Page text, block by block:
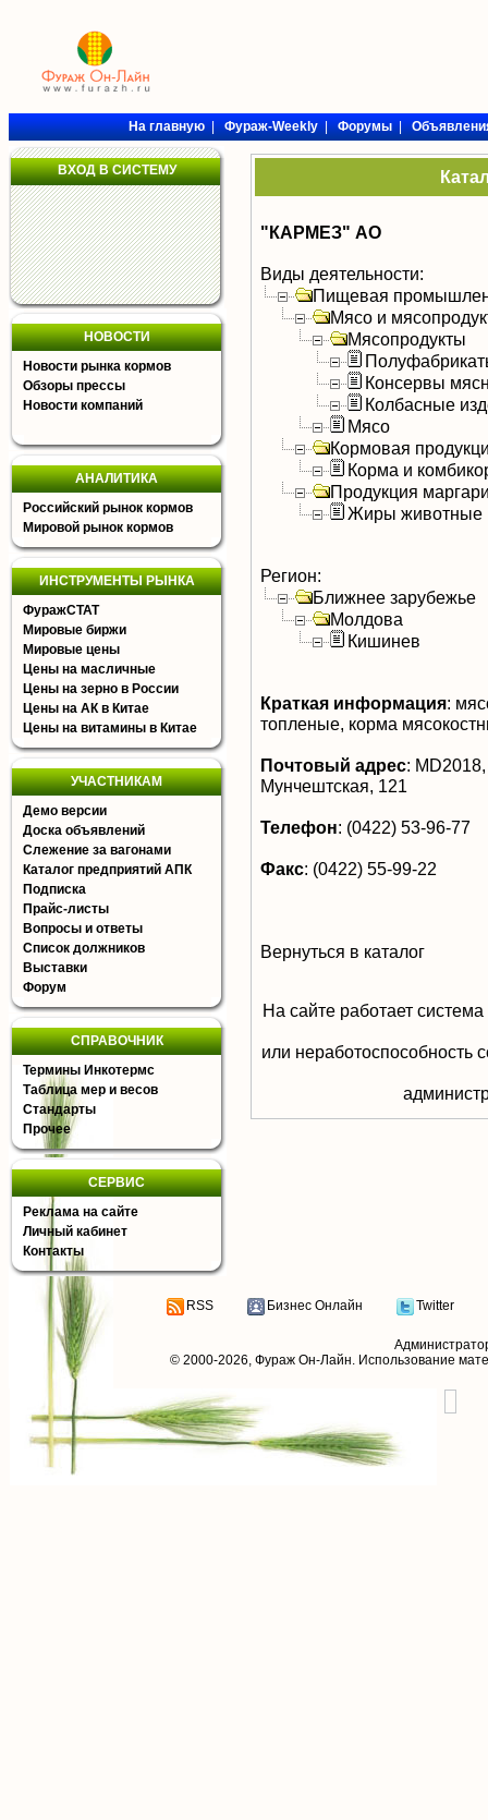
На главную|Фураж-Weekly|Форумы|
ВХОД В СИСТЕМУ
НОВОСТИ
Новости рынка кормов
Обзоры прессы
Новости компаний
АНАЛИТИКА
Российский рынок кормов
Мировой рынок кормов
ИНСТРУМЕНТЫ РЫНКА
ФуражСТАТ
Мировые биржи
Мировые цены
Цены на масличные
Цены на зерно в России
Цены на АК в Китае
Цены на витамины в Китае
УЧАСТНИКАМ
Демо версии
Доска объявлений
Слежение за вагонами
Каталог предприятий АПК
Подписка
Прайс-листы
Вопросы и ответы
Список должников
Выставки
Форум
СПРАВОЧНИК
Термины Инкотермс
Таблица мер и весов
Стандарты
Прочее
СЕРВИС
Реклама на сайте
Личный кабинет
Контакты
"КАРМЕЗ" АО
Виды деятельности:
Пищевая
Мясо и
Мясопродукты
Консервы
Колбасные
Мясо
Кормовая
Корма и
Продукция
Жиры животные
Регион:
Ближнее зарубежье
Молдова
Кишинев
Краткая информация:
топленые, корма
Почтовый адрес:
Мунчештская, 121
Телефон: (0422) 53-96-77
Факс: (0422) 55-99-22
Вернуться в каталог
На сайте работает
или неработоспособность
RSS Бизнес Онлайн Twitter
© 2000-2026, Фураж Он-Лайн. Использование